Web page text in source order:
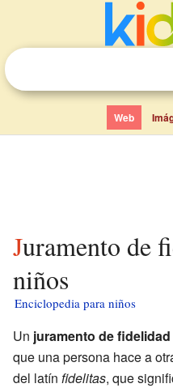
Web
Juramento de fidelidad para
niños
Enciclopedia para niños
Un juramento de fidelidad
que una persona hace a
del latín fidelitas, que